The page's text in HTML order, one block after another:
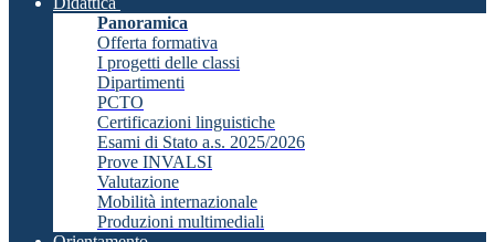
Panoramica
Offerta formativa
I progetti delle classi
Dipartimenti
PCTO
Certificazioni linguistiche
Esami di Stato a.s. 2025/2026
Prove INVALSI
Valutazione
Mobilità internazionale
Produzioni multimediali